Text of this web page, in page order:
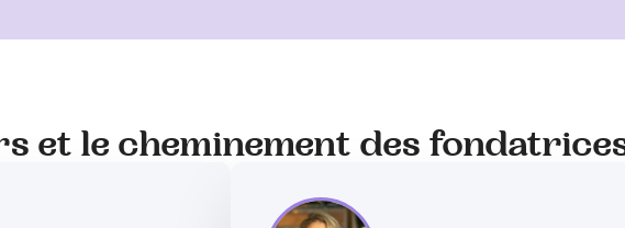
et le cheminement des